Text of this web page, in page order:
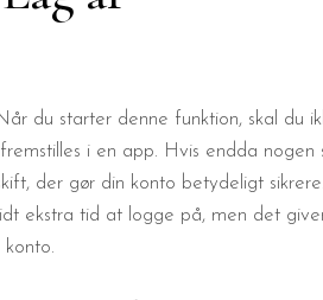
du starter denne funktion, skal du
i en app. Hvis endda nogen
der gør din konto betydeligt
ekstra tid at logge på, men det